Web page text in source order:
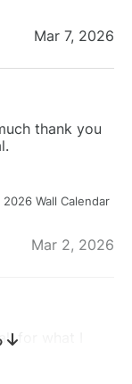
Mar 7, 2026
thank you
2026 Wall Calendar
Mar 2, 2026
for what I